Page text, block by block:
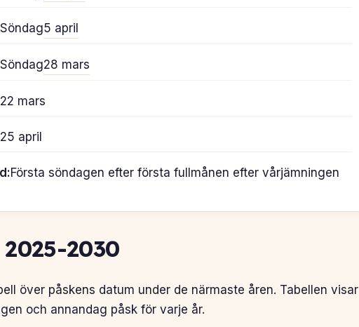
Söndag5 april
Söndag28 mars
22 mars
25 april
Första söndagen efter första fullmånen efter vårjämningen
2030
över påskens datum under de närmaste åren. Tabellen visar
och annandag påsk för varje år.